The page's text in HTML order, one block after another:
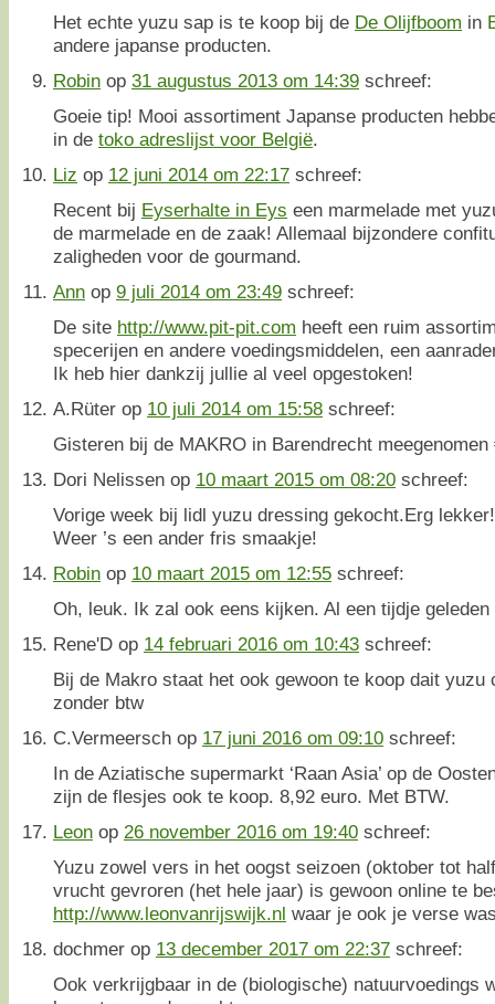
Het echte yuzu sap is te koop bij de De Olijfboom in
andere japanse producten.
Robin op 31 augustus 2013 om 14:39 schreef:
Goeie tip! Mooi assortiment Japanse producten
in de toko adreslijst voor België.
Liz op 12 juni 2014 om 22:17 schreef:
Recent bij Eyserhalte in Eys een marmelade met
de marmelade en de zaak! Allemaal bijzondere
zaligheden voor de gourmand.
Ann op 9 juli 2014 om 23:49 schreef:
De site http://www.pit-pit.com heeft een ruim
specerijen en andere voedingsmiddelen, een
Ik heb hier dankzij jullie al veel opgestoken!
A.Rüter op 10 juli 2014 om 15:58 schreef:
Gisteren bij de MAKRO in Barendrecht
Dori Nelissen op 10 maart 2015 om 08:20 schreef:
Vorige week bij lidl yuzu dressing gekocht.Erg lekker!
Weer ’s een ander fris smaakje!
Robin op 10 maart 2015 om 12:55 schreef:
Oh, leuk. Ik zal ook eens kijken. Al een tijdje
Rene'D op 14 februari 2016 om 10:43 schreef:
Bij de Makro staat het ook gewoon te koop dait yuzu
zonder btw
C.Vermeersch op 17 juni 2016 om 09:10 schreef:
In de Aziatische supermarkt ‘Raan Asia’ op de
zijn de flesjes ook te koop. 8,92 euro. Met BTW.
Leon op 26 november 2016 om 19:40 schreef:
Yuzu zowel vers in het oogst seizoen (oktober tot
vrucht gevroren (het hele jaar) is gewoon online te
http://www.leonvanrijswijk.nl waar je ook je verse
dochmer op 13 december 2017 om 22:37 schreef:
Ook verkrijgbaar in de (biologische) natuurvoedings